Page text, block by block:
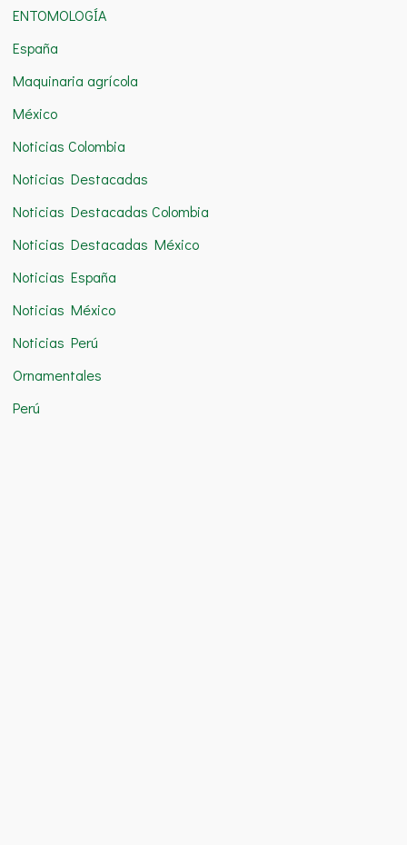
r
:
ENTOMOLOGÍA
España
Maquinaria agrícola
México
Noticias Colombia
Noticias Destacadas
Noticias Destacadas Colombia
Noticias Destacadas México
Noticias España
Noticias México
Noticias Perú
Ornamentales
Perú